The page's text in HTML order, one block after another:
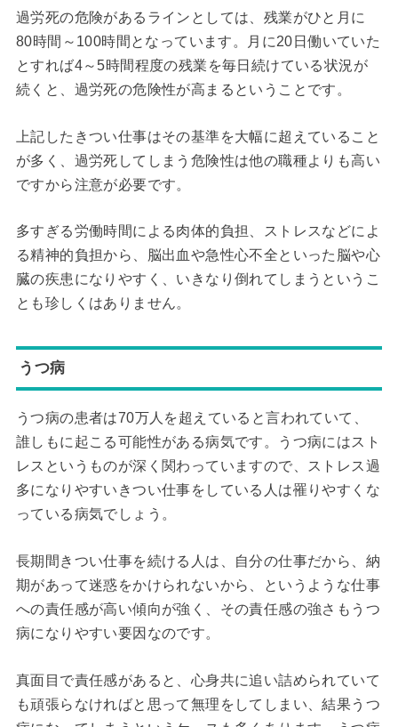
過労死の危険があるラインとしては、残業がひと月に
80時間～100時間となっています。月に20日働いていた
とすれば4～5時間程度の残業を毎日続けている状況が
続くと、過労死の危険性が高まるということです。
上記したきつい仕事はその基準を大幅に超えていること
が多く、過労死してしまう危険性は他の職種よりも高い
ですから注意が必要です。
多すぎる労働時間による肉体的負担、ストレスなどによ
る精神的負担から、脳出血や急性心不全といった脳や心
臓の疾患になりやすく、いきなり倒れてしまうというこ
とも珍しくはありません。
うつ病
うつ病の患者は70万人を超えていると言われていて、
誰しもに起こる可能性がある病気です。うつ病にはスト
レスというものが深く関わっていますので、ストレス過
多になりやすいきつい仕事をしている人は罹りやすくな
っている病気でしょう。
長期間きつい仕事を続ける人は、自分の仕事だから、納
期があって迷惑をかけられないから、というような仕事
への責任感が高い傾向が強く、その責任感の強さもうつ
病になりやすい要因なのです。
真面目で責任感があると、心身共に追い詰められていて
も頑張らなければと思って無理をしてしまい、結果うつ